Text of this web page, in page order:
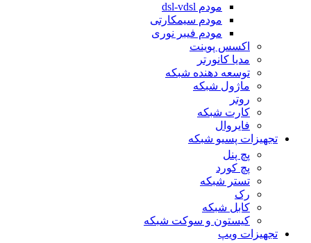
مودم dsl-vdsl
مودم سیمکارتی
مودم فیبر نوری
اکسس پوینت
مدیا کانورتر
توسعه دهنده شبکه
ماژول شبکه
روتر
کارت شبکه
فایروال
تجهیزات پسیو شبکه
پچ پنل
پچ کورد
تستر شبکه
رک
کابل شبکه
کیستون و سوکت شبکه
تجهیزات ویپ